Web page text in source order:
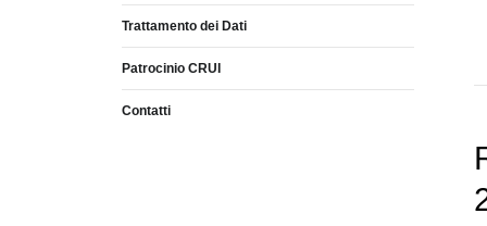
Trattamento dei Dati
Patrocinio CRUI
Contatti